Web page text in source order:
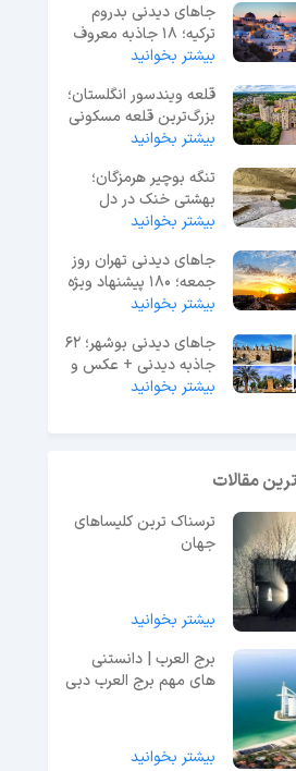
جاهای دیدنی بدروم
ترکیه؛ 18 جاذبه معروف
+ عکس و آدرس
بیشتر بخوانید
قلعه ویندسور انگلستان؛
بزرگ‌ترین قلعه مسکونی
جهان
بیشتر بخوانید
تنگه بوچیر هرمزگان؛
بهشتی خنک در دل
گرمای جنوب ایران
بیشتر بخوانید
جاهای دیدنی تهران روز
جمعه؛ 180 پیشنهاد ویژه
آخر هفته
بیشتر بخوانید
جاهای دیدنی بوشهر؛ 62
جاذبه دیدنی + عکس و
آدرس
بیشتر بخوانید
مقالات
ترسناک ترین کلیساهای
جهان
بیشتر بخوانید
برج العرب | دانستنی
های مهم برج العرب دبی
بیشتر بخوانید